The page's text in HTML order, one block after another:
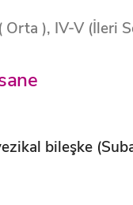
), IV-V (İleri
bileşke